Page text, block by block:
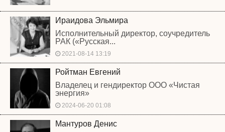
Ираидова Эльмира
Исполнительный директор, соучредитель
РАК («Русская...
2021-08-14 13:19
Ройтман Евгений
Владелец и гендиректор ООО «Чистая
энергия»
2024-06-20 01:08
Мантуров Денис